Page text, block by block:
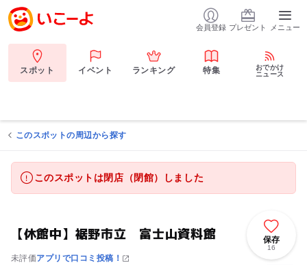
会員登録 プレゼント メニュー
スポット イベント ランキング 特集
おでかけ
ニュース
このスポットの周辺から探す
このスポットは閉店（閉館）しました
【休館中】裾野市立 富士山資料館
未評価アプリで口コミ投稿！
保存
16